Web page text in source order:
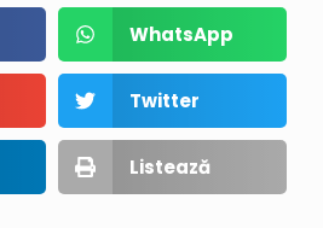
WhatsApp
Twitter
Listează